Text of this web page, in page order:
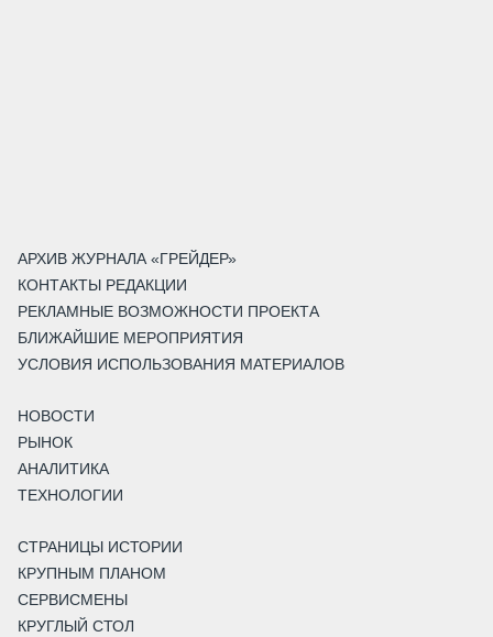
АРХИВ ЖУРНАЛА «ГРЕЙДЕР»
КОНТАКТЫ РЕДАКЦИИ
РЕКЛАМНЫЕ ВОЗМОЖНОСТИ ПРОЕКТА
БЛИЖАЙШИЕ МЕРОПРИЯТИЯ
УСЛОВИЯ ИСПОЛЬЗОВАНИЯ МАТЕРИАЛОВ
НОВОСТИ
РЫНОК
АНАЛИТИКА
ТЕХНОЛОГИИ
СТРАНИЦЫ ИСТОРИИ
КРУПНЫМ ПЛАНОМ
СЕРВИСМЕНЫ
КРУГЛЫЙ СТОЛ